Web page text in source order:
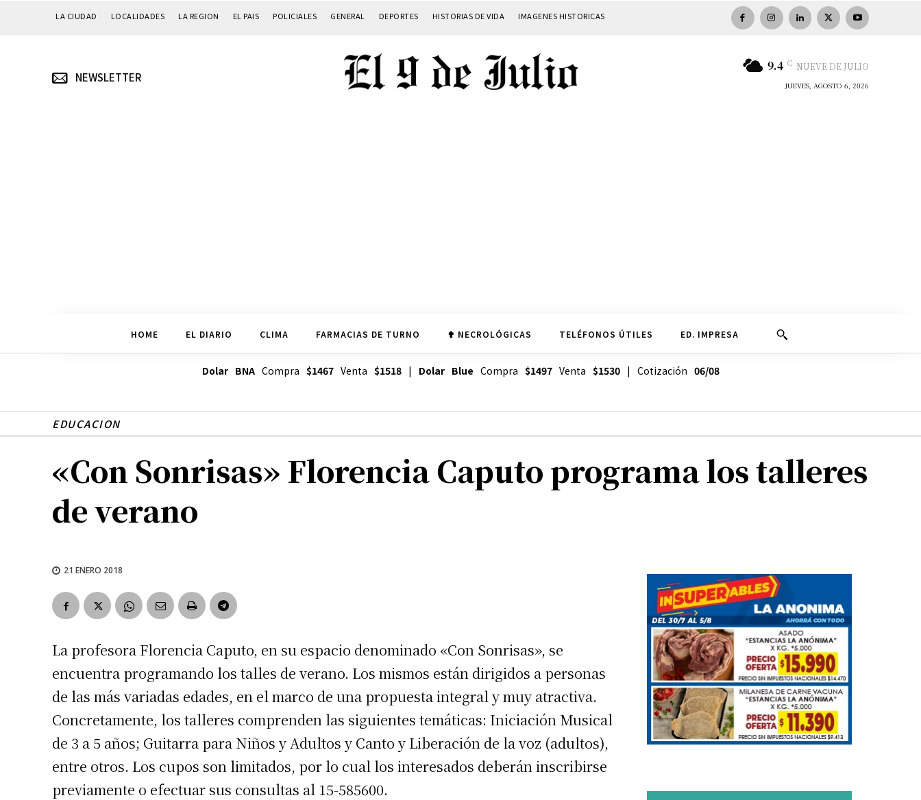
LA CIUDAD LOCALIDADES LA REGION EL PAIS POLICIALES GENERAL DEPORTES HISTORIAS DE VIDA IMAGENES HISTORICAS
NEWSLETTER
9.4 C NUEVE DE JULIO
JUEVES, AGOSTO 6, 2026
HOME EL DIARIO CLIMA FARMACIAS DE TURNO ✟ NECROLÓGICAS TELÉFONOS ÚTILES ED. IMPRESA
Dolar BNACompra $1467Venta $1518| Dolar Blue Compra $1497Venta $1530| Cotización 06/08
EDUCACION
«Con Sonrisas» Florencia Caputo programa los talleres
de verano
21 ENERO 2018
La profesora Florencia Caputo, en su espacio denominado «Con Sonrisas», se
encuentra programando los talles de verano. Los mismos están dirigidos a personas
de las más variadas edades, en el marco de una propuesta integral y muy atractiva.
Concretamente, los talleres comprenden las siguientes temáticas: Iniciación Musical
de 3 a 5 años; Guitarra para Niños y Adultos y Canto y Liberación de la voz (adultos),
entre otros. Los cupos son limitados, por lo cual los interesados deberán inscribirse
previamente o efectuar sus consultas al 15-585600.